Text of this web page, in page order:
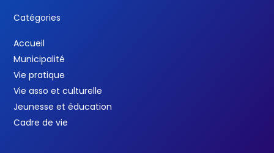
Catégories
Accueil
Municipalité
Vie pratique
Vie asso et culturelle
Jeunesse et éducation
Cadre de vie